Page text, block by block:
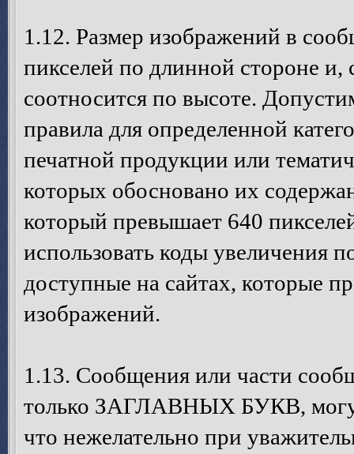
1.12. Размер изображений в
пикселей по длинной стороне и,
соотносится по высоте.
правила для определенной
печатной продукции или
которых обосновано их
который превышает 640
использовать коды увеличения
доступные на сайтах, которые
изображений.
1.13. Сообщения или части
только ЗАГЛАВНЫХ БУКВ,
что нежелательно при